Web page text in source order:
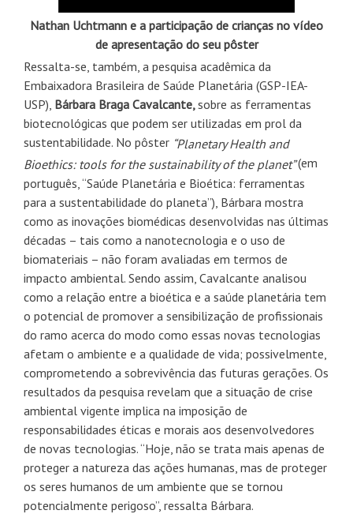
Nathan Uchtmann e a participação de crianças no vídeo
de apresentação do seu pôster
Ressalta-se, também, a pesquisa acadêmica da
Embaixadora Brasileira de Saúde Planetária (GSP-IEA-
USP), Bárbara Braga Cavalcante,sobre as ferramentas
biotecnológicas que podem ser utilizadas em prol da
sustentabilidade. No pôster “Planetary Health and
Bioethics: tools for the sustainability of the planet”(em
português, “Saúde Planetária e Bioética: ferramentas
para a sustentabilidade do planeta”), Bárbara mostra
como as inovações biomédicas desenvolvidas nas últimas
décadas – tais como a nanotecnologia e o uso de
biomateriais – não foram avaliadas em termos de
impacto ambiental. Sendo assim, Cavalcante analisou
como a relação entre a bioética e a saúde planetária tem
o potencial de promover a sensibilização de profissionais
do ramo acerca do modo como essas novas tecnologias
afetam o ambiente e a qualidade de vida; possivelmente,
comprometendo a sobrevivência das futuras gerações. Os
resultados da pesquisa revelam que a situação de crise
ambiental vigente implica na imposição de
responsabilidades éticas e morais aos desenvolvedores
de novas tecnologias. “Hoje, não se trata mais apenas de
proteger a natureza das ações humanas, mas de proteger
os seres humanos de um ambiente que se tornou
potencialmente perigoso”, ressalta Bárbara.